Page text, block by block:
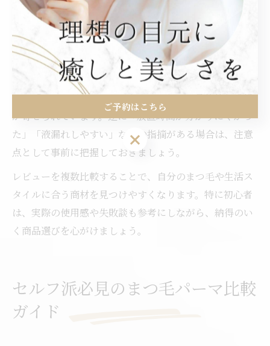
上がりの満足度」「使いやすさ」「説明書の分かりやす
さ」などの口コミが多く見られる商品は、初心者にも人
気があります。
高評価の商材には「カールが長持ちする」「液がしみな
い」「ロッドがフィットしやすい」など、具体的な感想
が寄せられています。逆に「放置時間が分かりにくかっ
た」「液漏れしやすい」などの指摘がある場合は、注意
点として事前に把握しておきましょう。
レビューを複数比較することで、自分のまつ毛や生活ス
タイルに合う商材を見つけやすくなります。特に初心者
は、実際の使用感や失敗談も参考にしながら、納得のい
く商品選びを心がけましょう。
セルフ派必見のまつ毛パーマ比較
ガイド
ご予約はこちら
ご予約はこちら